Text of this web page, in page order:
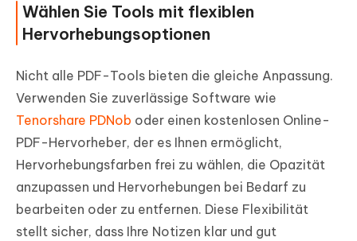
Wählen Sie Tools mit flexiblen
Hervorhebungsoptionen
Nicht alle PDF-Tools bieten die gleiche Anpassung.
Verwenden Sie zuverlässige Software wie
Tenorshare PDNob oder einen kostenlosen Online-
PDF-Hervorheber, der es Ihnen ermöglicht,
Hervorhebungsfarben frei zu wählen, die Opazität
anzupassen und Hervorhebungen bei Bedarf zu
bearbeiten oder zu entfernen. Diese Flexibilität
stellt sicher, dass Ihre Notizen klar und gut